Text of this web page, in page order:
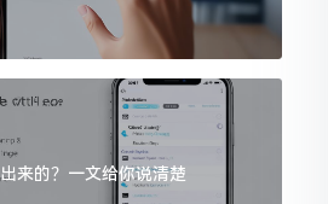
来的？一文给你说清楚